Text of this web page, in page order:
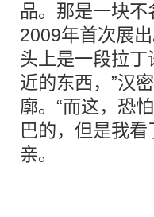
品。那是一块
2009年首次展
头上是一段拉丁
近的东西，”汉
廓。“而这，恐
巴的，但是我
亲。